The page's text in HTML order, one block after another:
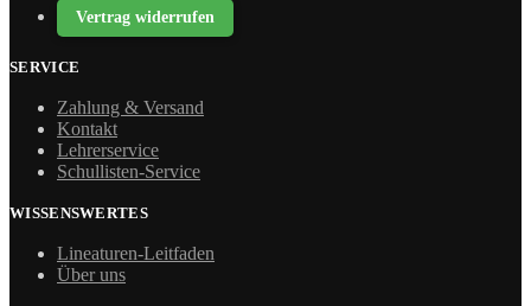
Vertrag widerrufen
SERVICE
Zahlung & Versand
Kontakt
Lehrerservice
Schullisten-Service
WISSENSWERTES
Lineaturen-Leitfaden
Über uns